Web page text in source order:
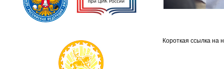
Короткая ссылка на